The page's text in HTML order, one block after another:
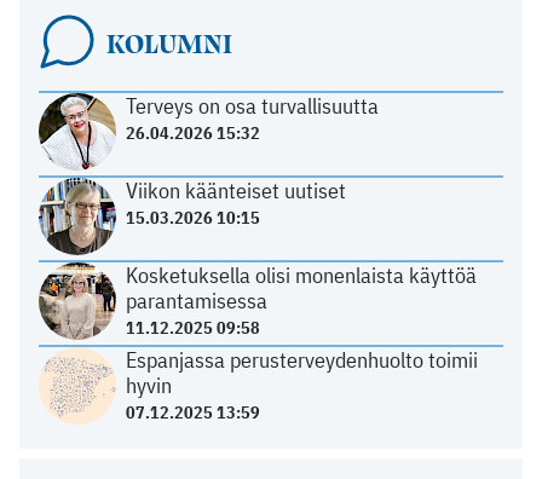
KOLUMNI
Terveys on osa turvallisuutta
26.04.2026 15:32
Viikon käänteiset uutiset
15.03.2026 10:15
Kosketuksella olisi monenlaista käyttöä
parantamisessa
11.12.2025 09:58
Espanjassa perusterveydenhuolto toimii
hyvin
07.12.2025 13:59